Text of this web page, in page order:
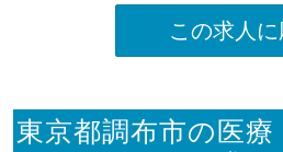
この求人
東京都調布市の医